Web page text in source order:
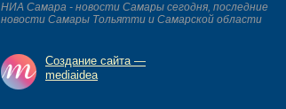
НИА Самара - новости Самары сегодня, последние
новости Самары Тольятти и Самарской области
Создание сайта —
mediaidea